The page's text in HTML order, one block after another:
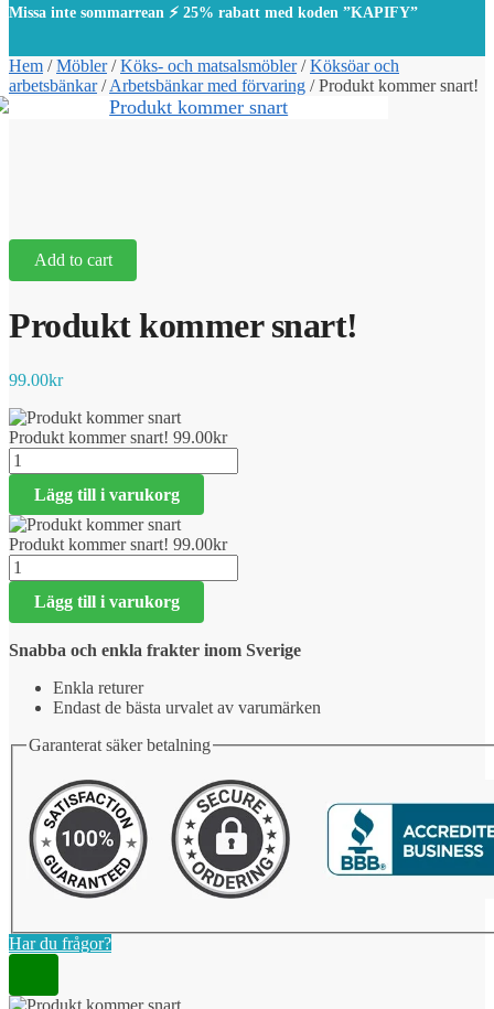
Missa inte sommarrean ⚡ 25% rabatt med koden ”KAPIFY”
Hem /Möbler/Köks- och matsalsmöbler/Köksöar och
arbetsbänkar/Arbetsbänkar med förvaring /Produkt kommer snart!
Add to cart
Produkt kommer snart!
99.00kr
Produkt kommer snart! 99.00kr
Produkt
kommer
snart!
mängd
Lägg till i varukorg
Produkt kommer snart! 99.00kr
Produkt
kommer
snart!
mängd
Lägg till i varukorg
Snabba och enkla frakter inom Sverige
Enkla returer
Endast de bästa urvalet av varumärken
Garanterat säker betalning
Har du frågor?